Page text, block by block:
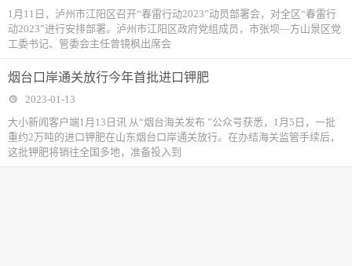
1月11日，泸州市江阳区召开“春雷行动2023”动员部署会，对全区“春雷行
动2023”进行安排部署。泸州市江阳区政府党组成员，市张坝—方山景区党
工委书记、管委会主任曾镜枫出席会
烟台口岸通关放行今年首批进口钾肥
2023-01-13
大小新闻客户端1月13日讯 从“烟台海关发布 ”公众号获悉，1月5日，一批
重约2万吨的进口钾肥在山东烟台口岸通关放行。在办结海关监管手续后，
这批钾肥将销往全国多地，准备投入到